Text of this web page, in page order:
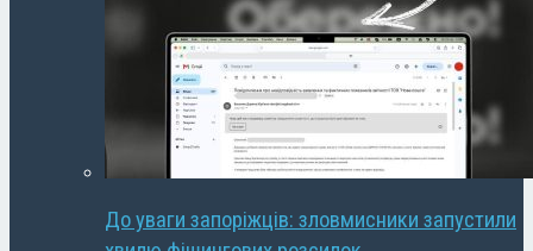
До уваги запоріжців: зловмисники запустили